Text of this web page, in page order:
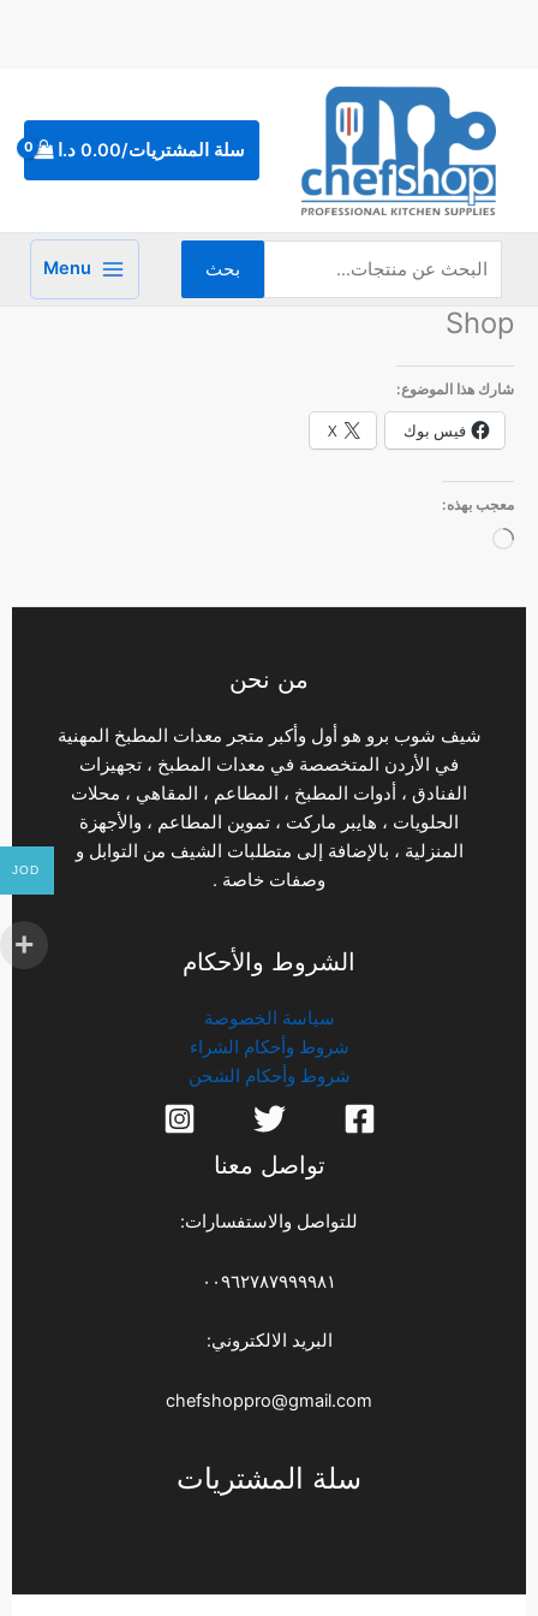
سلة المشتريات/0.00 د.ا
عن:
بحث Menu
Shop
شارك هذا الموضوع:
فيس بوك X
معجب بهذه:
جاري
من نحن
شيف شوب برو هو أول وأكبر متجر معدات المطبخ المهنية
في الأردن المتخصصة في معدات المطبخ ، تجهيزات
الفنادق ، أدوات المطبخ ، المطاعم ، المقاهي ، محلات
الحلويات ، هايبر ماركت ، تموين المطاعم ، والأجهزة
المنزلية ، بالإضافة إلى متطلبات الشيف من التوابل و
وصفات خاصة .
الشروط والأحكام
سياسة الخصوصة
شروط وأحكام الشراء
شروط وأحكام الشحن
تواصل معنا
للتواصل والاستفسارات:
٠٠٩٦٢٧٨٧٩٩٩٩٨١
البريد الالكتروني:
chefshoppro@gmail.com
سلة المشتريات
JOD